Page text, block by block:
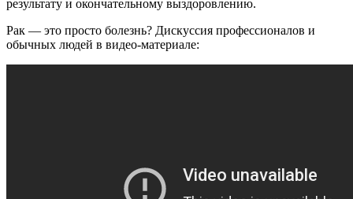
результату и окончательному выздоровлению.
Рак — это просто болезнь? Дискуссия профессионалов и
обычных людей в видео-материале: